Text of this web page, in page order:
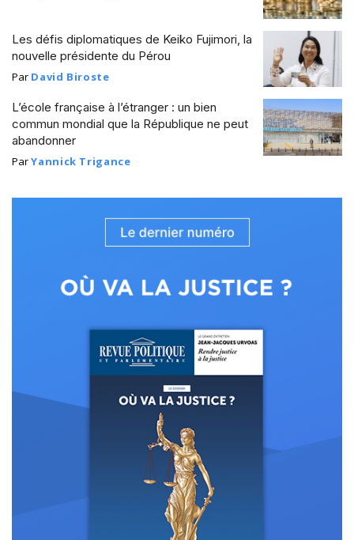
Les défis diplomatiques de Keiko Fujimori, la
nouvelle présidente du Pérou
Par David Biroste
L’école française à l’étranger : un bien
commun mondial que la République ne peut
abandonner
ParYannick Trigance